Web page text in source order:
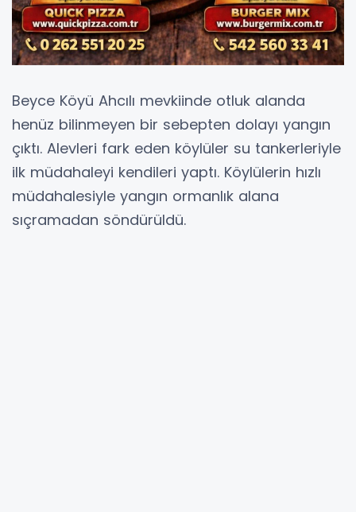
Beyce Köyü Ahcılı mevkiinde otluk alanda
henüz bilinmeyen bir sebepten dolayı yangın
çıktı. Alevleri fark eden köylüler su tankerleriyle
ilk müdahaleyi kendileri yaptı. Köylülerin hızlı
müdahalesiyle yangın ormanlık alana
sıçramadan söndürüldü.